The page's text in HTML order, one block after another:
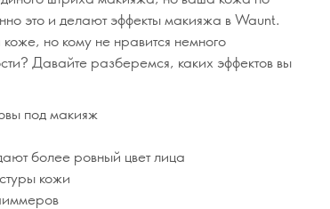
это и делают эффекты макияжа в Waunt.
коже, но кому не нравится немного
Давайте разберемся, каких эффектов вы
под макияж
более ровный цвет лица
кожи